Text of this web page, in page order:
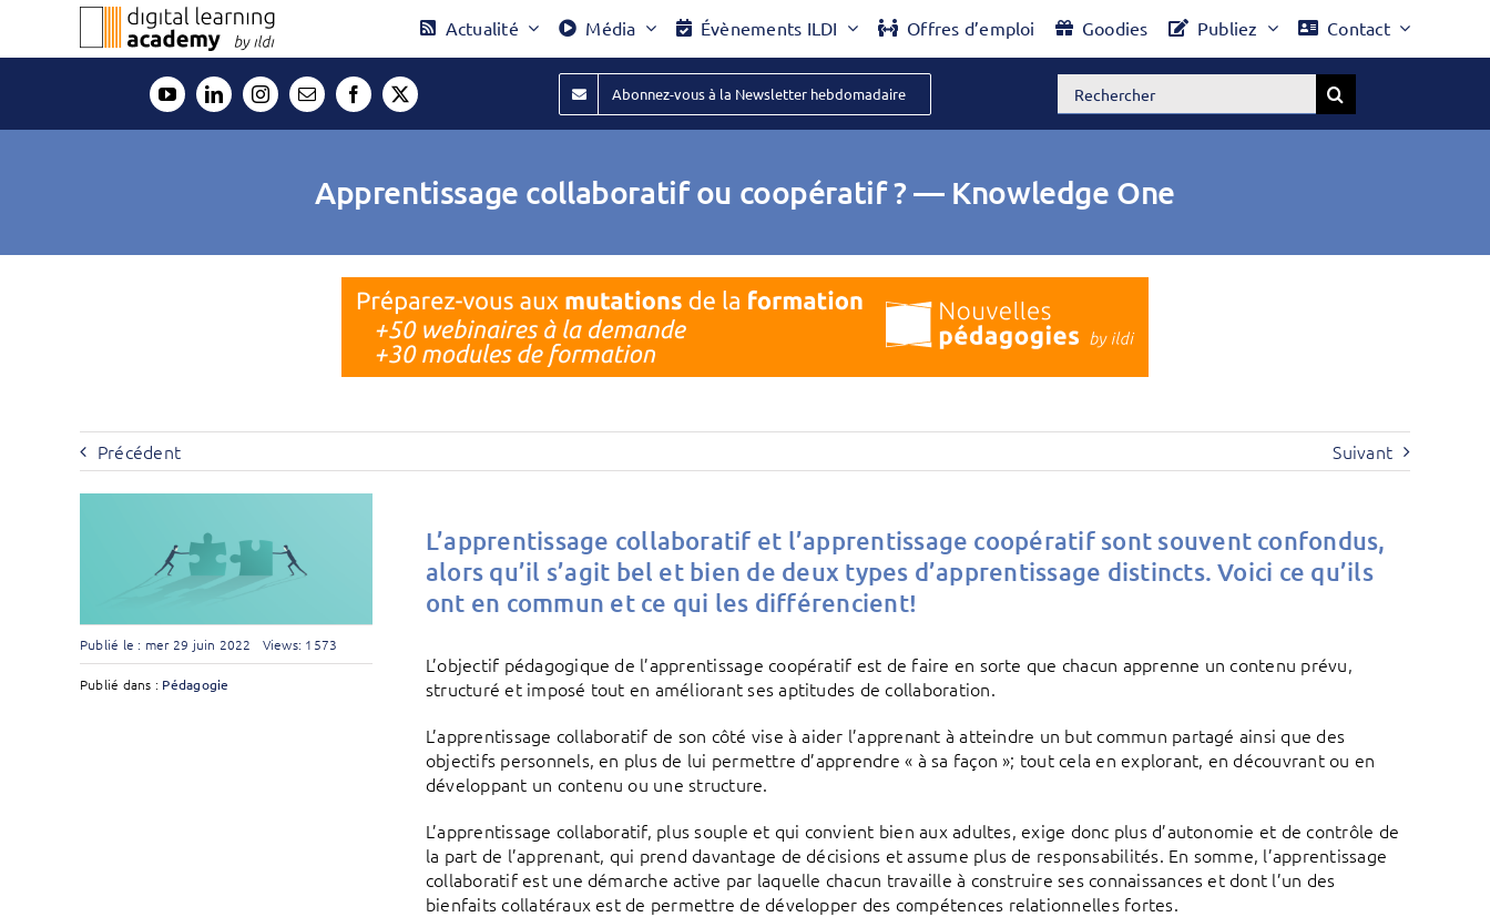
contenu
Actualité Média Évènements ILDI Offres d’emploi Goodies Publiez Contact
Abonnez-vous à la Newsletter hebdomadaire Rechercher:
Apprentissage collaboratif ou coopératif ? — Knowledge One
Précédent Suivant
Publié le : mer 29 juin 2022 Views: 1573
Publié dans : Pédagogie
L’apprentissage collaboratif et l’apprentissage coopératif sont souvent confondus,
alors qu’il s’agit bel et bien de deux types d’apprentissage distincts. Voici ce qu’ils
ont en commun et ce qui les différencient!
L’objectif pédagogique de l’apprentissage coopératif est de faire en sorte que chacun apprenne un contenu prévu,
structuré et imposé tout en améliorant ses aptitudes de collaboration.
L’apprentissage collaboratif de son côté vise à aider l’apprenant à atteindre un but commun partagé ainsi que des
objectifs personnels, en plus de lui permettre d’apprendre « à sa façon »; tout cela en explorant, en découvrant ou en
développant un contenu ou une structure.
L’apprentissage collaboratif, plus souple et qui convient bien aux adultes, exige donc plus d’autonomie et de contrôle de
la part de l’apprenant, qui prend davantage de décisions et assume plus de responsabilités. En somme, l’apprentissage
collaboratif est une démarche active par laquelle chacun travaille à construire ses connaissances et dont l’un des
bienfaits collatéraux est de permettre de développer des compétences relationnelles fortes.